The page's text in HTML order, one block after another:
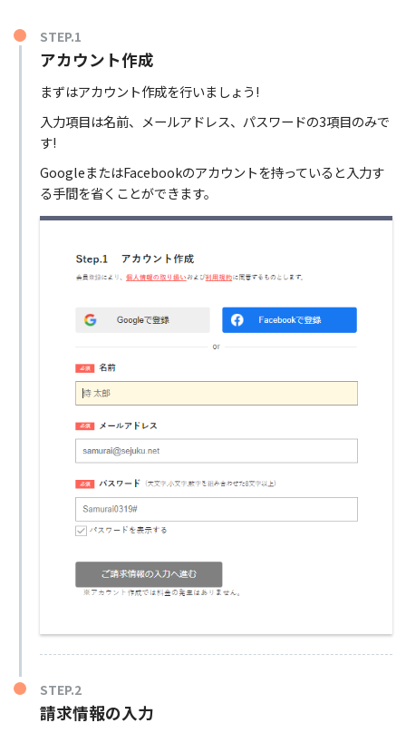
STEP.1
アカウント作成
まずはアカウント作成を行いましょう!
入力項目は名前、メールアドレス、パスワードの3項目のみで
す!
GoogleまたはFacebookのアカウントを持っていると入力す
る手間を省くことができます。
STEP.2
請求情報の入力